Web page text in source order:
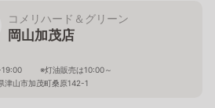
コメリハード＆グリーン
岡山加茂店
19:00 ※灯油販売は10:00～
津山市加茂町桑原142-1